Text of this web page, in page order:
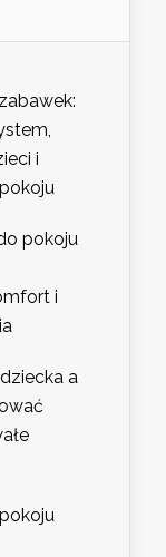
i
pokoju
i
a